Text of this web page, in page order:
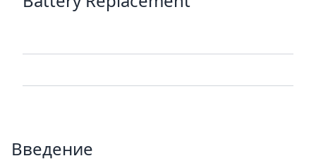
Введение